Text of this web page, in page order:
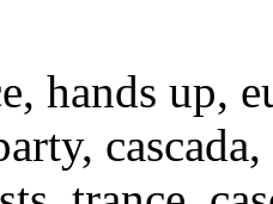
hands up,